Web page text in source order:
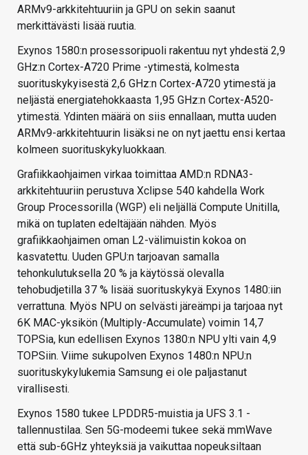
ARMv9-arkkitehtuuriin ja GPU on sekin saanut
merkittävästi lisää ruutia.
Exynos 1580:n prosessoripuoli rakentuu nyt yhdestä 2,9
GHz:n Cortex-A720 Prime -ytimestä, kolmesta
suorituskykyisestä 2,6 GHz:n Cortex-A720 ytimestä ja
neljästä energiatehokkaasta 1,95 GHz:n Cortex-A520-
ytimestä. Ydinten määrä on siis ennallaan, mutta uuden
ARMv9-arkkitehtuurin lisäksi ne on nyt jaettu ensi kertaa
kolmeen suorituskykyluokkaan.
Grafiikkaohjaimen virkaa toimittaa AMD:n RDNA3-
arkkitehtuuriin perustuva Xclipse 540 kahdella Work
Group Processorilla (WGP) eli neljällä Compute Unitilla,
mikä on tuplaten edeltäjään nähden. Myös
grafiikkaohjaimen oman L2-välimuistin kokoa on
kasvatettu. Uuden GPU:n tarjoavan samalla
tehonkulutuksella 20 % ja käytössä olevalla
tehobudjetilla 37 % lisää suorituskykyä Exynos 1480:iin
verrattuna. Myös NPU on selvästi järeämpi ja tarjoaa nyt
6K MAC-yksikön (Multiply-Accumulate) voimin 14,7
TOPSia, kun edellisen Exynos 1380:n NPU ylti vain 4,9
TOPSiin. Viime sukupolven Exynos 1480:n NPU:n
suorituskykylukemia Samsung ei ole paljastanut
virallisesti.
Exynos 1580 tukee LPDDR5-muistia ja UFS 3.1 -
tallennustilaa. Sen 5G-modeemi tukee sekä mmWave
että sub-6GHz yhteyksiä ja vaikuttaa nopeuksiltaan